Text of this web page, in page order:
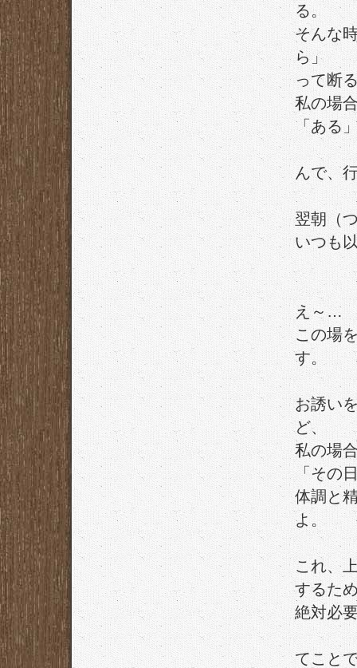
る。
そんな
ら」
って断
私の場
「ある
んで、
翌朝（
いつも
え～…
この場
す。
お誘い
ど、
私の場
「その
体調と
よ。
これ、
するた
絶対必
てこと